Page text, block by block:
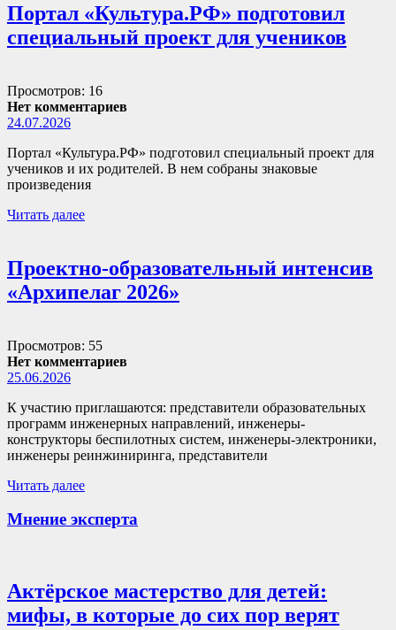
Портал «Культура.РФ» подготовил
специальный проект для учеников
Просмотров: 16
Нет комментариев
24.07.2026
Портал «Культура.РФ» подготовил специальный проект для
учеников и их родителей. В нем собраны знаковые
произведения
Читать далее
Проектно-образовательный интенсив
«Архипелаг 2026»
Просмотров: 55
Нет комментариев
25.06.2026
К участию приглашаются: представители образовательных
программ инженерных направлений, инженеры-
конструкторы беспилотных систем, инженеры-электроники,
инженеры реинжиниринга, представители
Читать далее
Мнение эксперта
Актёрское мастерство для детей:
мифы, в которые до сих пор верят